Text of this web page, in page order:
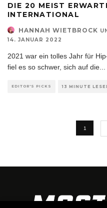
DIE 20 MEIST
INTERNATIONAL
HANNAH WIETBROCK
14. JANUAR 2022
2021 war ein tolles Jahr für
fiel es so schwer, sich auf die
EDITOR'S PICKS 13 MINUTE
1